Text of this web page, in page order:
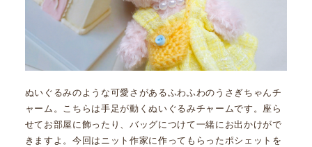
ぬいぐるみのような可愛さがあるふわふわのうさぎちゃんチ
ャーム。こちらは手足が動くぬいぐるみチャームです。座ら
せてお部屋に飾ったり、バッグにつけて一緒にお出かけがで
きますよ。今回はニット作家に作ってもらったポシェットを